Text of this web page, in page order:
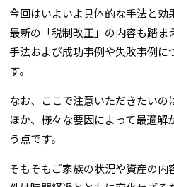
今回はいよいよ具体的な手法と効
最新の「税制改正」の内容も踏ま
手法および成功事例や失敗事例に
す。
なお、ここで注意いただきたいの
ほか、様々な要因によって最適解
う点です。
そもそもご家族の状況や資産の